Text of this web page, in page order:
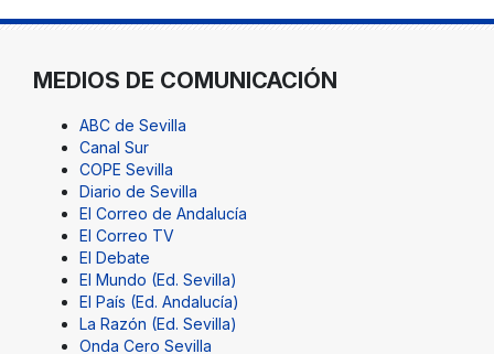
MEDIOS DE COMUNICACIÓN
ABC de Sevilla
Canal Sur
COPE Sevilla
Diario de Sevilla
El Correo de Andalucía
El Correo TV
El Debate
El Mundo (Ed. Sevilla)
El País (Ed. Andalucía)
La Razón (Ed. Sevilla)
Onda Cero Sevilla